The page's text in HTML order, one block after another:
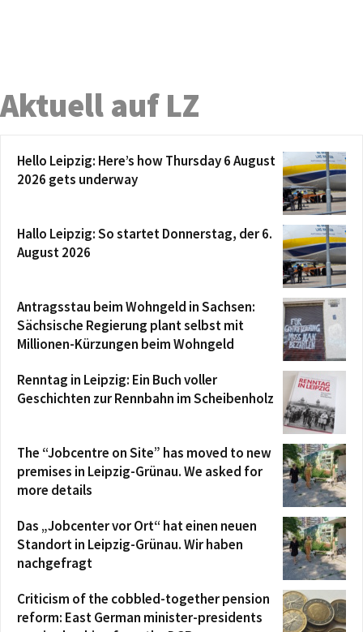
Aktuell auf LZ
Hello Leipzig: Here’s how Thursday 6 August
2026 gets underway
Hallo Leipzig: So startet Donnerstag, der 6.
August 2026
Antragsstau beim Wohngeld in Sachsen:
Sächsische Regierung plant selbst mit
Millionen-Kürzungen beim Wohngeld
Renntag in Leipzig: Ein Buch voller
Geschichten zur Rennbahn im Scheibenholz
The “Jobcentre on Site” has moved to new
premises in Leipzig-Grünau. We asked for
more details
Das „Jobcenter vor Ort“ hat einen neuen
Standort in Leipzig-Grünau. Wir haben
nachgefragt
Criticism of the cobbled-together pension
reform: East German minister-presidents